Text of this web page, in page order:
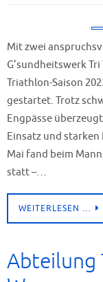
Mit zwei
G’sundheitswerk
Triathlon-Saison
gestartet. Trotz
Engpässe
Einsatz und
Mai fand beim
statt –…
WEITERLESEN …
Abteilung